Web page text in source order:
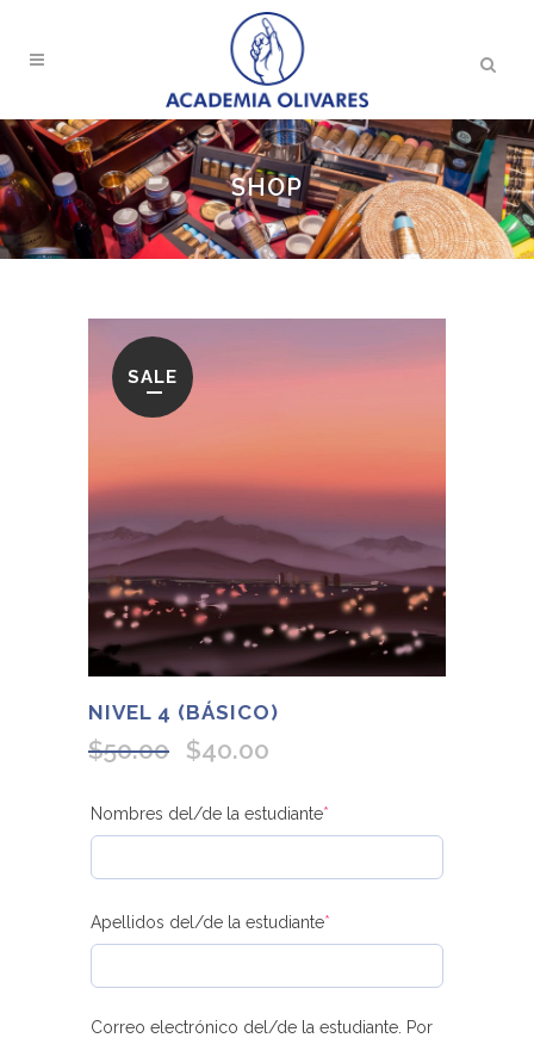
SHOP
SALE
NIVEL 4 (BÁSICO)
$50.00
Original
was:
$50.00.
$40.00
is:
$40.00.
Nombres del/de la estudiante*
Apellidos del/de la estudiante*
Correo electrónico del/de la estudiante. Por